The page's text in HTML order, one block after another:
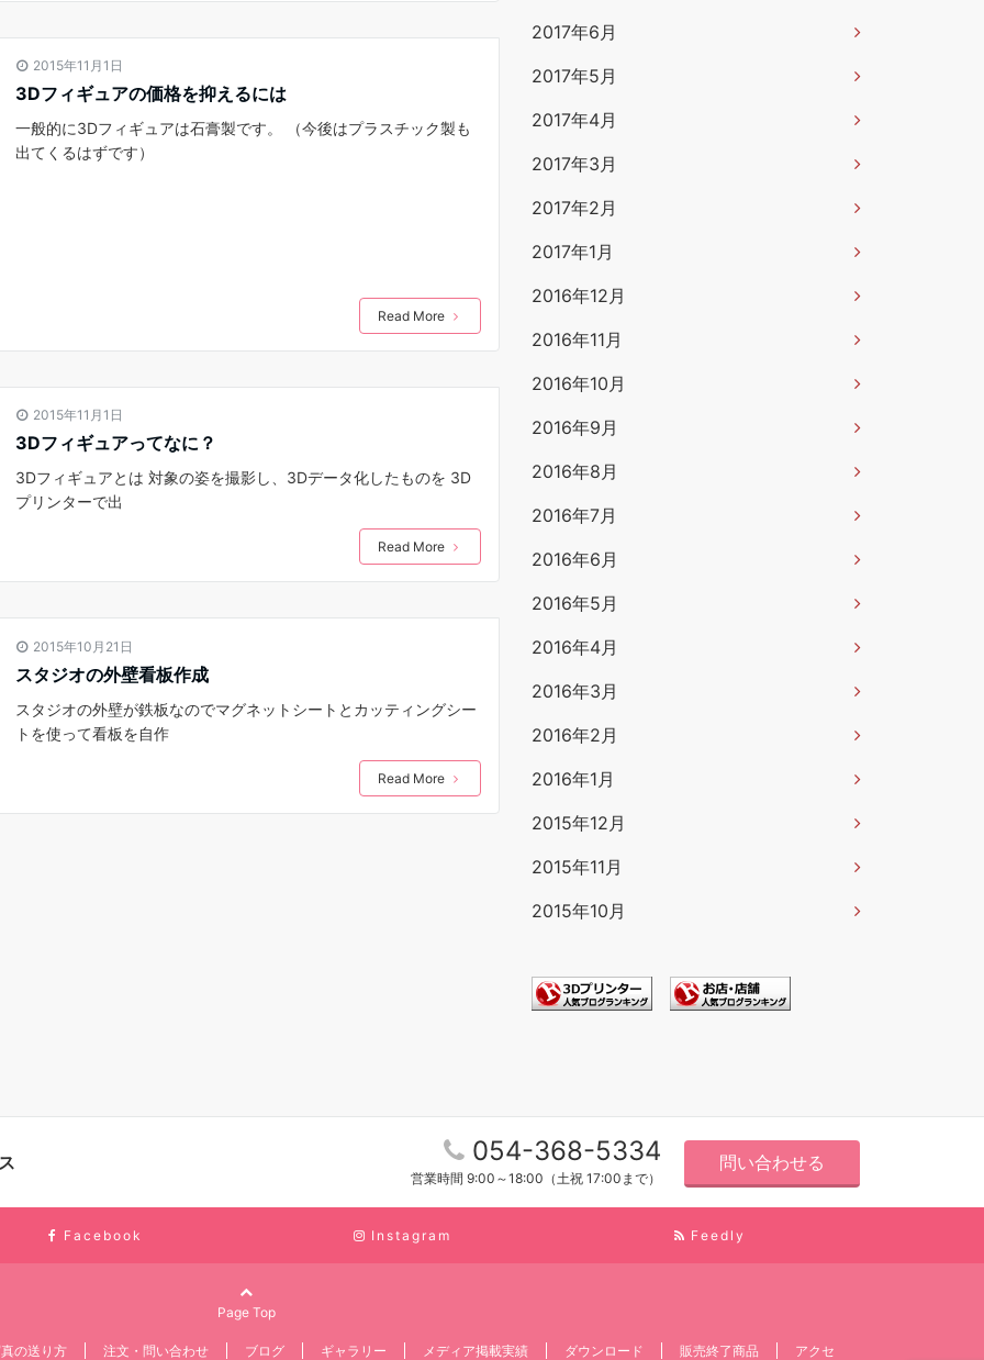
2015年11月1日
3Dフィギュアの価格を抑えるには
一般的に3Dフィギュアは石膏製です。 （今後はプラスチック製も
出てくるはずです）
Read More
2015年11月1日
3Dフィギュアってなに？
3Dフィギュアとは 対象の姿を撮影し、3Dデータ化したものを 3D
プリンターで出
Read More
2015年10月21日
スタジオの外壁看板作成
スタジオの外壁が鉄板なのでマグネットシートとカッティングシー
トを使って看板を自作
Read More
2017年6月
2017年5月
2017年4月
2017年3月
2017年2月
2017年1月
2016年12月
2016年11月
2016年10月
2016年9月
2016年8月
2016年7月
2016年6月
2016年5月
2016年4月
2016年3月
2016年2月
2016年1月
2015年12月
2015年11月
2015年10月
054-368-5334
営業時間 9:00～18:00（土祝 17:00まで）
問い合わせる
Facebook Instagram Feedly
Page Top
の送り方 注文・問い合わせ ブログ ギャラリー メディア掲載実績 ダウンロード 販売終了商品 アクセ